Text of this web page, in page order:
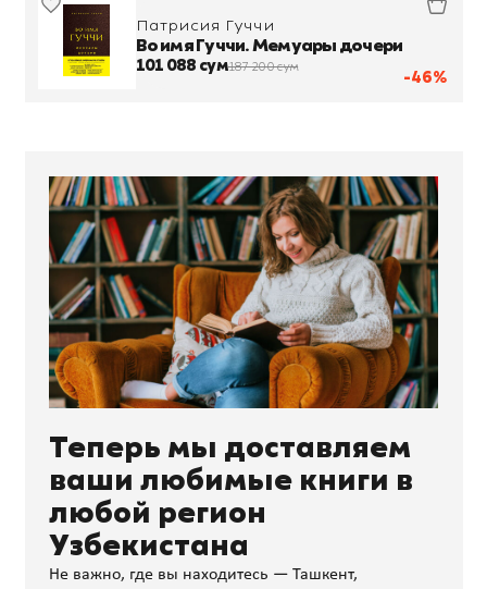
-46%
Патрисия Гуччи
Во имя Гуччи. Мемуары дочери
101 088 сум187 200 сум
Теперь мы доставляем
ваши любимые книги в
любой регион
Узбекистана
Не важно, где вы находитесь — Ташкент,